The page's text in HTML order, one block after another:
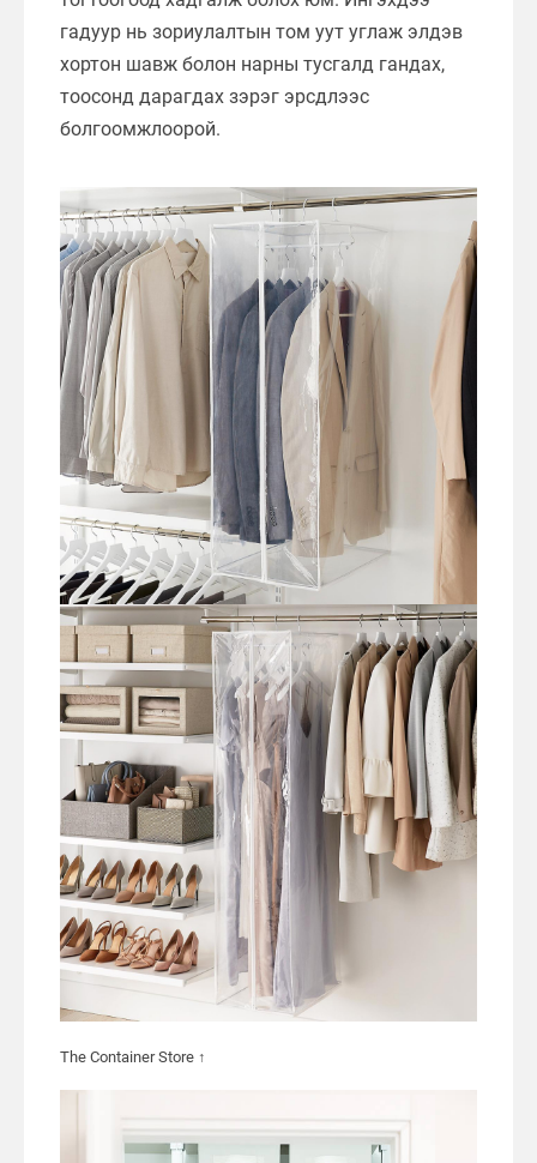
гадуур нь зориулалтын том уут углаж элдэв
хортон шавж болон нарны тусгалд гандах,
тоосонд дарагдах зэрэг эрсдлээс
болгоомжлоорой.
The Container Store ↑